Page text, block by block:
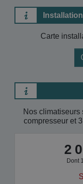
Carte
Nos climatiseurs
compresseur et
2
Dont